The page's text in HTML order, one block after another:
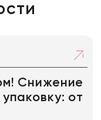
Снижение
от